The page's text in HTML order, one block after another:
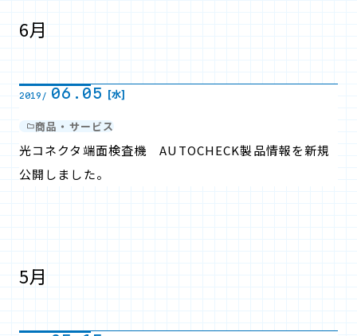
6月
2019/ 06.05 [水]
商品・サービス
光コネクタ端面検査機 AUTOCHECK製品情報を新規
公開しました。
5月